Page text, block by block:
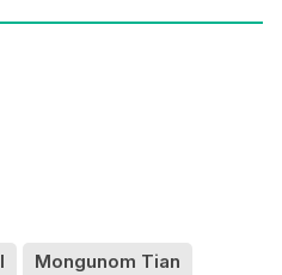
Mongunom Tian